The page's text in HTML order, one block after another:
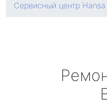
Сервисный центр Hansa